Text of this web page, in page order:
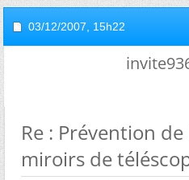
03/12/2007, 15h22
Re : Prévention
miroirs de